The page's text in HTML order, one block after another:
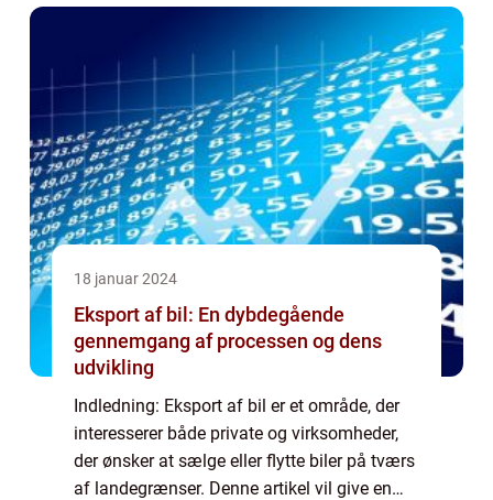
18 januar 2024
Eksport af bil: En dybdegående
gennemgang af processen og dens
udvikling
Indledning: Eksport af bil er et område, der
interesserer både private og virksomheder,
der ønsker at sælge eller flytte biler på tværs
af landegrænser. Denne artikel vil give en